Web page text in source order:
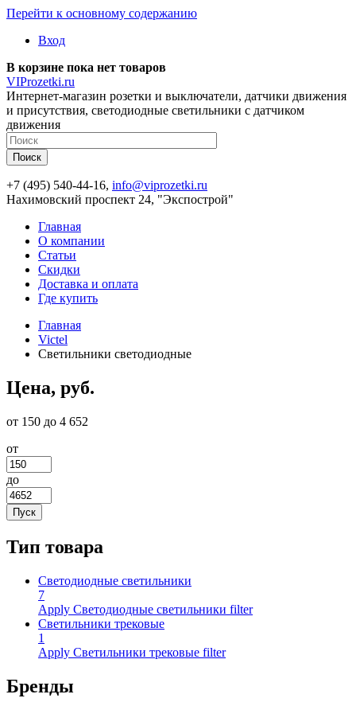
Перейти к основному содержанию
Вход
В корзине пока нет товаров
VIProzetki.ru
Интернет-магазин розетки и выключатели, датчики движения
и присутствия, светодиодные светильники с датчиком
движения
+7 (495) 540-44-16, info@viprozetki.ru
Нахимовский проспект 24, "Экспострой"
Главная
О компании
Статьи
Скидки
Доставка и оплата
Где купить
Главная
Victel
Светильники светодиодные
Цена, руб.
от 150 до 4 652
от
до
Тип товара
Светодиодные светильники
7
Apply Светодиодные светильники filter
Светильники трековые
1
Apply Светильники трековые filter
Бренды